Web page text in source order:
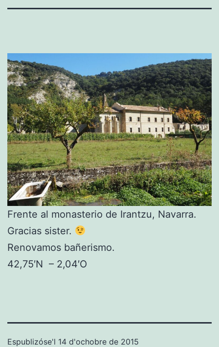
Frente al monasterio de Irantzu, Navarra.
Gracias sister.
Renovamos bañerismo.
42,75′N – 2,04′O
Espublizóse'l 14 d'ochobre de 2015